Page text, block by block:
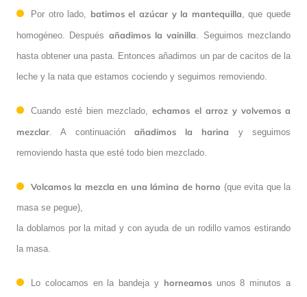
Por otro lado, batimos el azúcar y la mantequilla , que quede
homogéneo. Después añadimos la vainilla . Seguimos mezclando
hasta obtener una pasta. Entonces añadimos un par de cacitos de la
leche y la nata que estamos cociendo y seguimos removiendo.
Cuando esté bien mezclado,echamos el arroz y volvemos a
mezclar . A continuación añadimos la harina y seguimos
removiendo hasta que esté todo bien mezclado.
Volcamos la mezcla en una lámina de horno (que evita que la
masa se pegue),
la doblamos por la mitad y con ayuda de un rodillo vamos estirando
la masa.
Lo colocamos en la bandeja y horneamosunos 8 minutos a